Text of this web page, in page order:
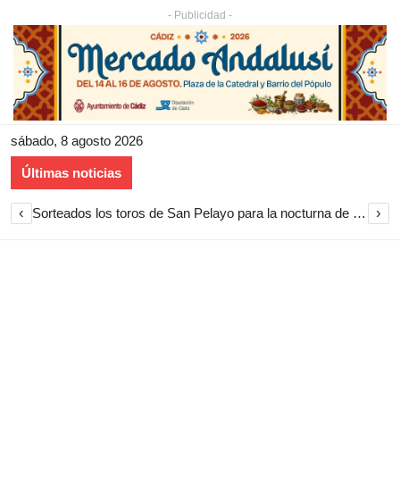
- Publicidad -
sábado, 8 agosto 2026
Últimas noticias
‹ Sorteados los toros de San Pelayo para la nocturna de rejones en El Puerto de Santa María ›